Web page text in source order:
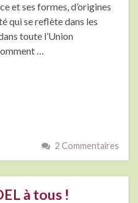
et ses formes, d’origines
qui se reflète dans les
toute l’Union
…
2 Commentaires
à tous !